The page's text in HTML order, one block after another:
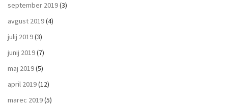
september 2019(3)
avgust 2019(4)
julij 2019(3)
junij 2019(7)
maj 2019(5)
april 2019(12)
marec 2019(5)